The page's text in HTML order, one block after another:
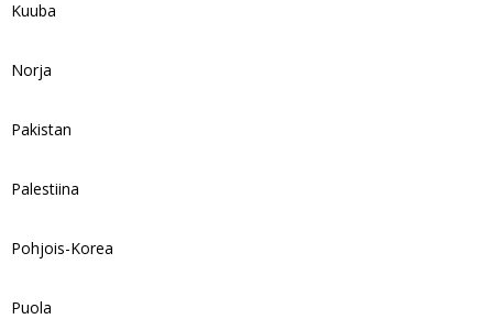
Kuuba
Norja
Pakistan
Palestiina
Pohjois-Korea
Puola